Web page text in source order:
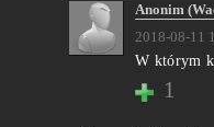
Anonim
2018-08-11
W którym
1